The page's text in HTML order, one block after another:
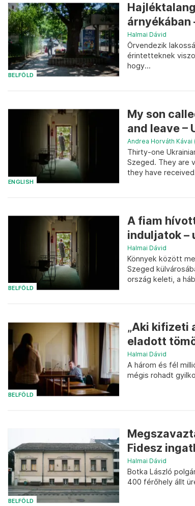
BELFÖLD
árnyékában
Halmai Dávid
Örvendezik
érintetteknek
hogy...
ENGLISH
My son
and leave –
Andrea Horváth Kávai
Thirty-one
Szeged. They are
they have
BELFÖLD
A fiam
induljatok –
Halmai Dávid
Könnyek között
Szeged
ország keleti, a
BELFÖLD
„Aki kifizeti
eladott
Halmai Dávid
A három és fél
mégis rohadt
BELFÖLD
Fidesz
Halmai Dávid
Botka László
400 férőhely állt